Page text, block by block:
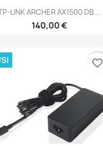
LINK ARCHER AX1500 DB...
Hinta
140,00 €
favorite_border